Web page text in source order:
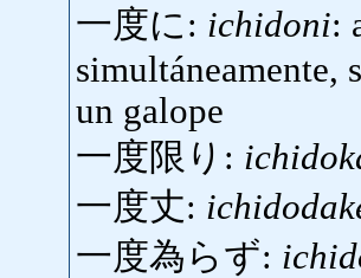
一度に: ichidoni:
simultáneamente,
un galope
一度限り:
一度丈:
一度為らず: